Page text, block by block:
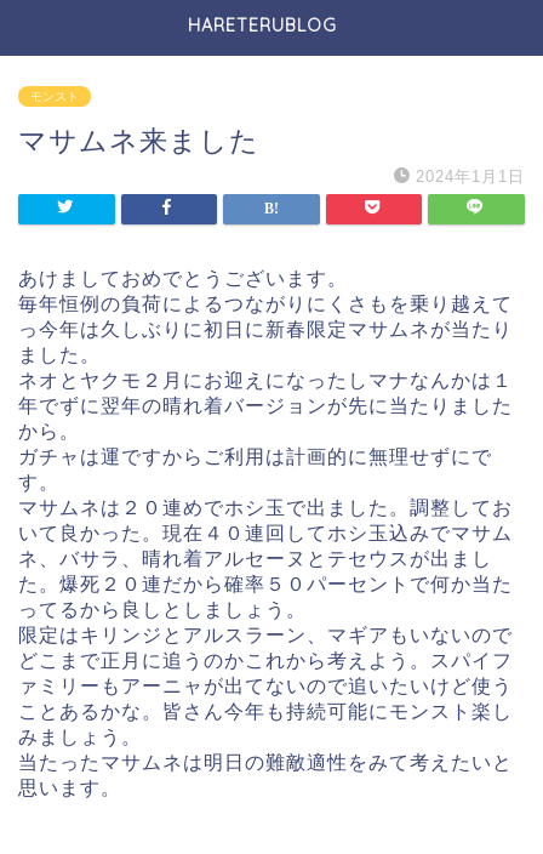
HARETERUBLOG
モンスト
マサムネ来ました
2024年1月1日
あけましておめでとうございます。
毎年恒例の負荷によるつながりにくさもを乗り越えて
っ今年は久しぶりに初日に新春限定マサムネが当たり
ました。
ネオとヤクモ２月にお迎えになったしマナなんかは１
年でずに翌年の晴れ着バージョンが先に当たりました
から。
ガチャは運ですからご利用は計画的に無理せずにで
す。
マサムネは２０連めでホシ玉で出ました。調整してお
いて良かった。現在４０連回してホシ玉込みでマサム
ネ、バサラ、晴れ着アルセーヌとテセウスが出まし
た。爆死２０連だから確率５０パーセントで何か当た
ってるから良しとしましょう。
限定はキリンジとアルスラーン、マギアもいないので
どこまで正月に追うのかこれから考えよう。スパイフ
ァミリーもアーニャが出てないので追いたいけど使う
ことあるかな。皆さん今年も持続可能にモンスト楽し
みましょう。
当たったマサムネは明日の難敵適性をみて考えたいと
思います。